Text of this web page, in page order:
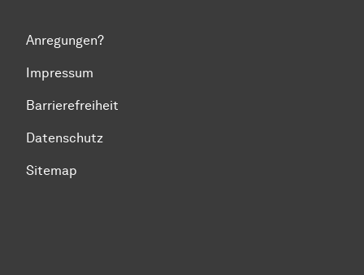
Anregungen?
Impressum
Barrierefreiheit
Datenschutz
Sitemap